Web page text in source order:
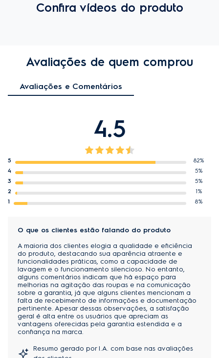
Confira vídeos do produto
Avaliações de quem comprou
Avaliações e Comentários
4.5
5
82%
4
5%
3
5%
2
1%
1
8%
O que os clientes estão falando do produto
A maioria dos clientes elogia a qualidade e eficiência
do produto, destacando sua aparência atraente e
funcionalidades práticas, como a capacidade de
lavagem e o funcionamento silencioso. No entanto,
alguns comentários indicam que há espaço para
melhorias na agitação das roupas e na comunicação
sobre a garantia, já que alguns clientes mencionam a
falta de recebimento de informações e documentação
pertinente. Apesar dessas observações, a satisfação
geral é alta entre os usuários que apreciam as
vantagens oferecidas pela garantia estendida e a
confiança na marca.
Resumo gerado por I.A. com base nas avaliações